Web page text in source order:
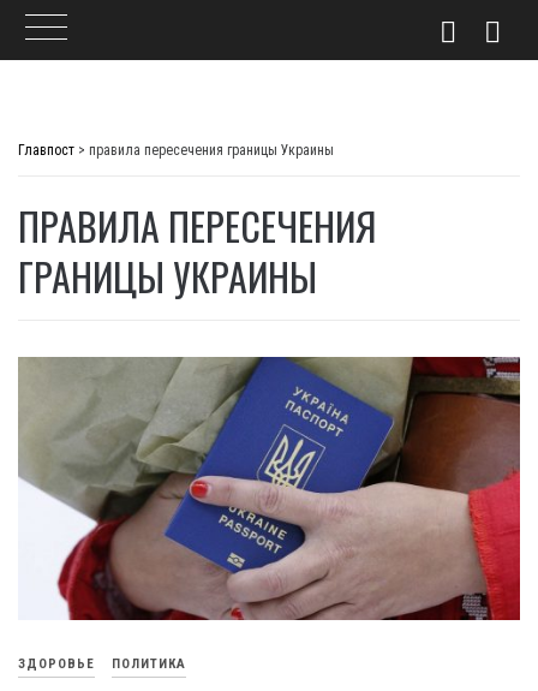
Главпост > правила пересечения границы Украины
ПРАВИЛА ПЕРЕСЕЧЕНИЯ
ГРАНИЦЫ УКРАИНЫ
ЗДОРОВЬЕ ПОЛИТИКА